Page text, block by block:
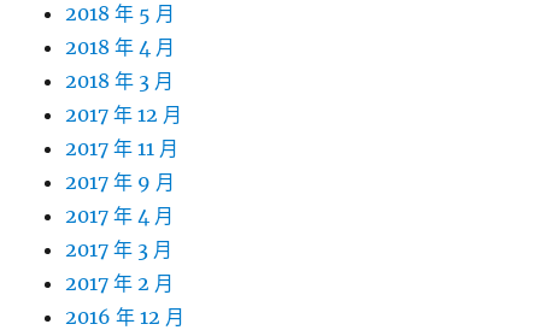
2018 年 5 月
2018 年 4 月
2018 年 3 月
2017 年 12 月
2017 年 11 月
2017 年 9 月
2017 年 4 月
2017 年 3 月
2017 年 2 月
2016 年 12 月